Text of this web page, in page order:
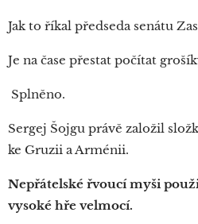
Jak to říkal předseda senátu
Je na čase přestat počítat
Splněno.
Sergej Šojgu právě založil
ke Gruzii a Arménii.
Nepřátelské řvoucí myši
vysoké hře velmocí.